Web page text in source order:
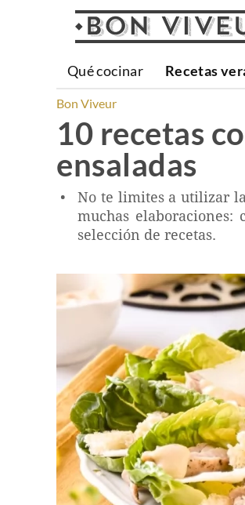
Qué cocinar Recetas
Bon Viveur
10 recetas
ensaladas
No te limites a utilizar
muchas
selección de recetas.